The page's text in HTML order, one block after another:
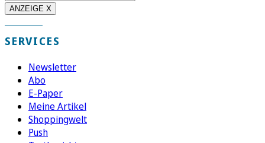
ANZEIGE X
SERVICES
Newsletter
Abo
E-Paper
Meine Artikel
Shoppingwelt
Push